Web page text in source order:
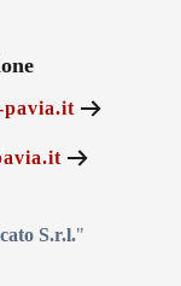
pavia.it
o S.r.l."